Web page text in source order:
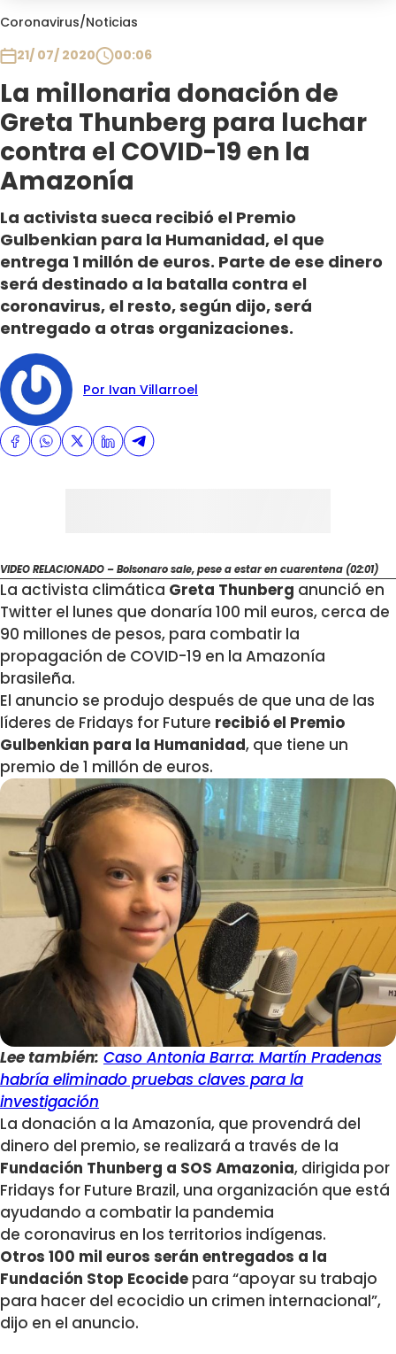
Coronavirus/Noticias
21/ 07/ 2020
00:06
La millonaria donación de
Greta Thunberg para luchar
contra el COVID-19 en la
Amazonía
La activista sueca recibió el Premio
Gulbenkian para la Humanidad, el que
entrega 1 millón de euros. Parte de ese dinero
será destinado a la batalla contra el
coronavirus, el resto, según dijo, será
entregado a otras organizaciones.
Por Ivan Villarroel
VIDEO RELACIONADO – Bolsonaro sale, pese a estar en cuarentena (02:01)
La activista climática Greta Thunberg anunció en
Twitter el lunes que donaría 100 mil euros, cerca de
90 millones de pesos, para combatir la
propagación de COVID-19 en la Amazonía
brasileña.
El anuncio se produjo después de que una de las
líderes de Fridays for Future recibió el Premio
Gulbenkian para la Humanidad, que tiene un
premio de 1 millón de euros.
Lee también: Caso Antonia Barra: Martín Pradenas
habría eliminado pruebas claves para la
investigación
La donación a la Amazonía, que provendrá del
dinero del premio, se realizará a través de la
Fundación Thunberg a SOS Amazonia, dirigida por
Fridays for Future Brazil, una organización que está
ayudando a combatir la pandemia
de coronavirus en los territorios indígenas.
Otros 100 mil euros serán entregados a la
Fundación Stop Ecocide para “apoyar su trabajo
para hacer del ecocidio un crimen internacional”,
dijo en el anuncio.
Club De La Comedia
Plan Perfecto
El Tiempo
Sabingo
Todos Los Programas